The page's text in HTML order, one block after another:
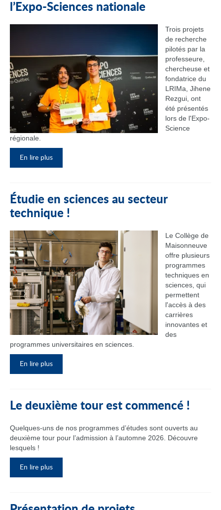
l’Expo-Sciences nationale
Trois projets
de recherche
pilotés par la
professeure,
chercheuse et
fondatrice du
LRIMa, Jihene
Rezgui, ont
été présentés
lors de l'Expo-
Science
régionale.
En lire plus
Étudie en sciences au secteur
technique !
Le Collège de
Maisonneuve
offre plusieurs
programmes
techniques en
sciences, qui
permettent
l'accès à des
carrières
innovantes et
des
programmes universitaires en sciences.
En lire plus
Le deuxième tour est commencé !
Quelques-uns de nos programmes d’études sont ouverts au
deuxième tour pour l’admission à l’automne 2026. Découvre
lesquels !
En lire plus